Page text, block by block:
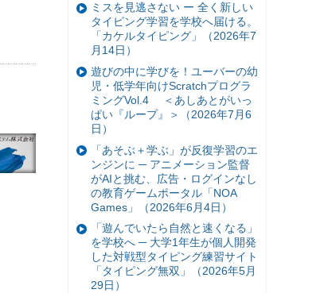
ミスを見逃さない ー 全く新しい
タイピング学習を学校へ届ける。
「カケルタイピング」（2026年7
月14日）
遊びの中に学びを！ユーバーの幼
児・低学年向けScratchプログラ
ミングVol.4 ＜あしあとがいっ
ぱい『ループ』＞（2026年7月6
日）
「あそぶ＋学ぶ」が反復学習のエ
ンジンに ─ アニメーション監督
がAIと挑む、広告・ログインなし
の教育ゲームポータル「NOA
Games」（2026年6月4日）
「遊んでいたら自然と速くなる」
を学校へ ─ 大学1年生が個人開発
した対戦型タイピング練習サイト
「タイピング無双」（2026年5月
29日）